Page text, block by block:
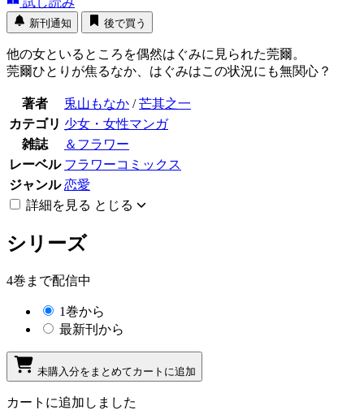
新刊通知 後で買う
他の女といるところを偶然はぐみに見られた莞爾。
莞爾ひとりが焦るなか、はぐみはこの状況にも無関心？
著者 兎山もなか /芒其之一
カテゴリ 少女・女性マンガ
雑誌
＆フラワー
レーベル フラワーコミックス
ジャンル 恋愛
詳細を見る とじる
シリーズ
4巻まで配信中
1巻から
最新刊から
未購入分をまとめてカートに追加
カートに追加しました